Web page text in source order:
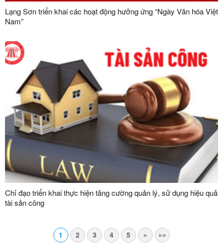
Lạng Sơn triển khai các hoạt động hưởng ứng “Ngày Văn hóa Việt
Nam”
Chỉ đạo triển khai thực hiện tăng cường quản lý, sử dụng hiệu quả
tài sản công
1 2 3 4 5 » »»